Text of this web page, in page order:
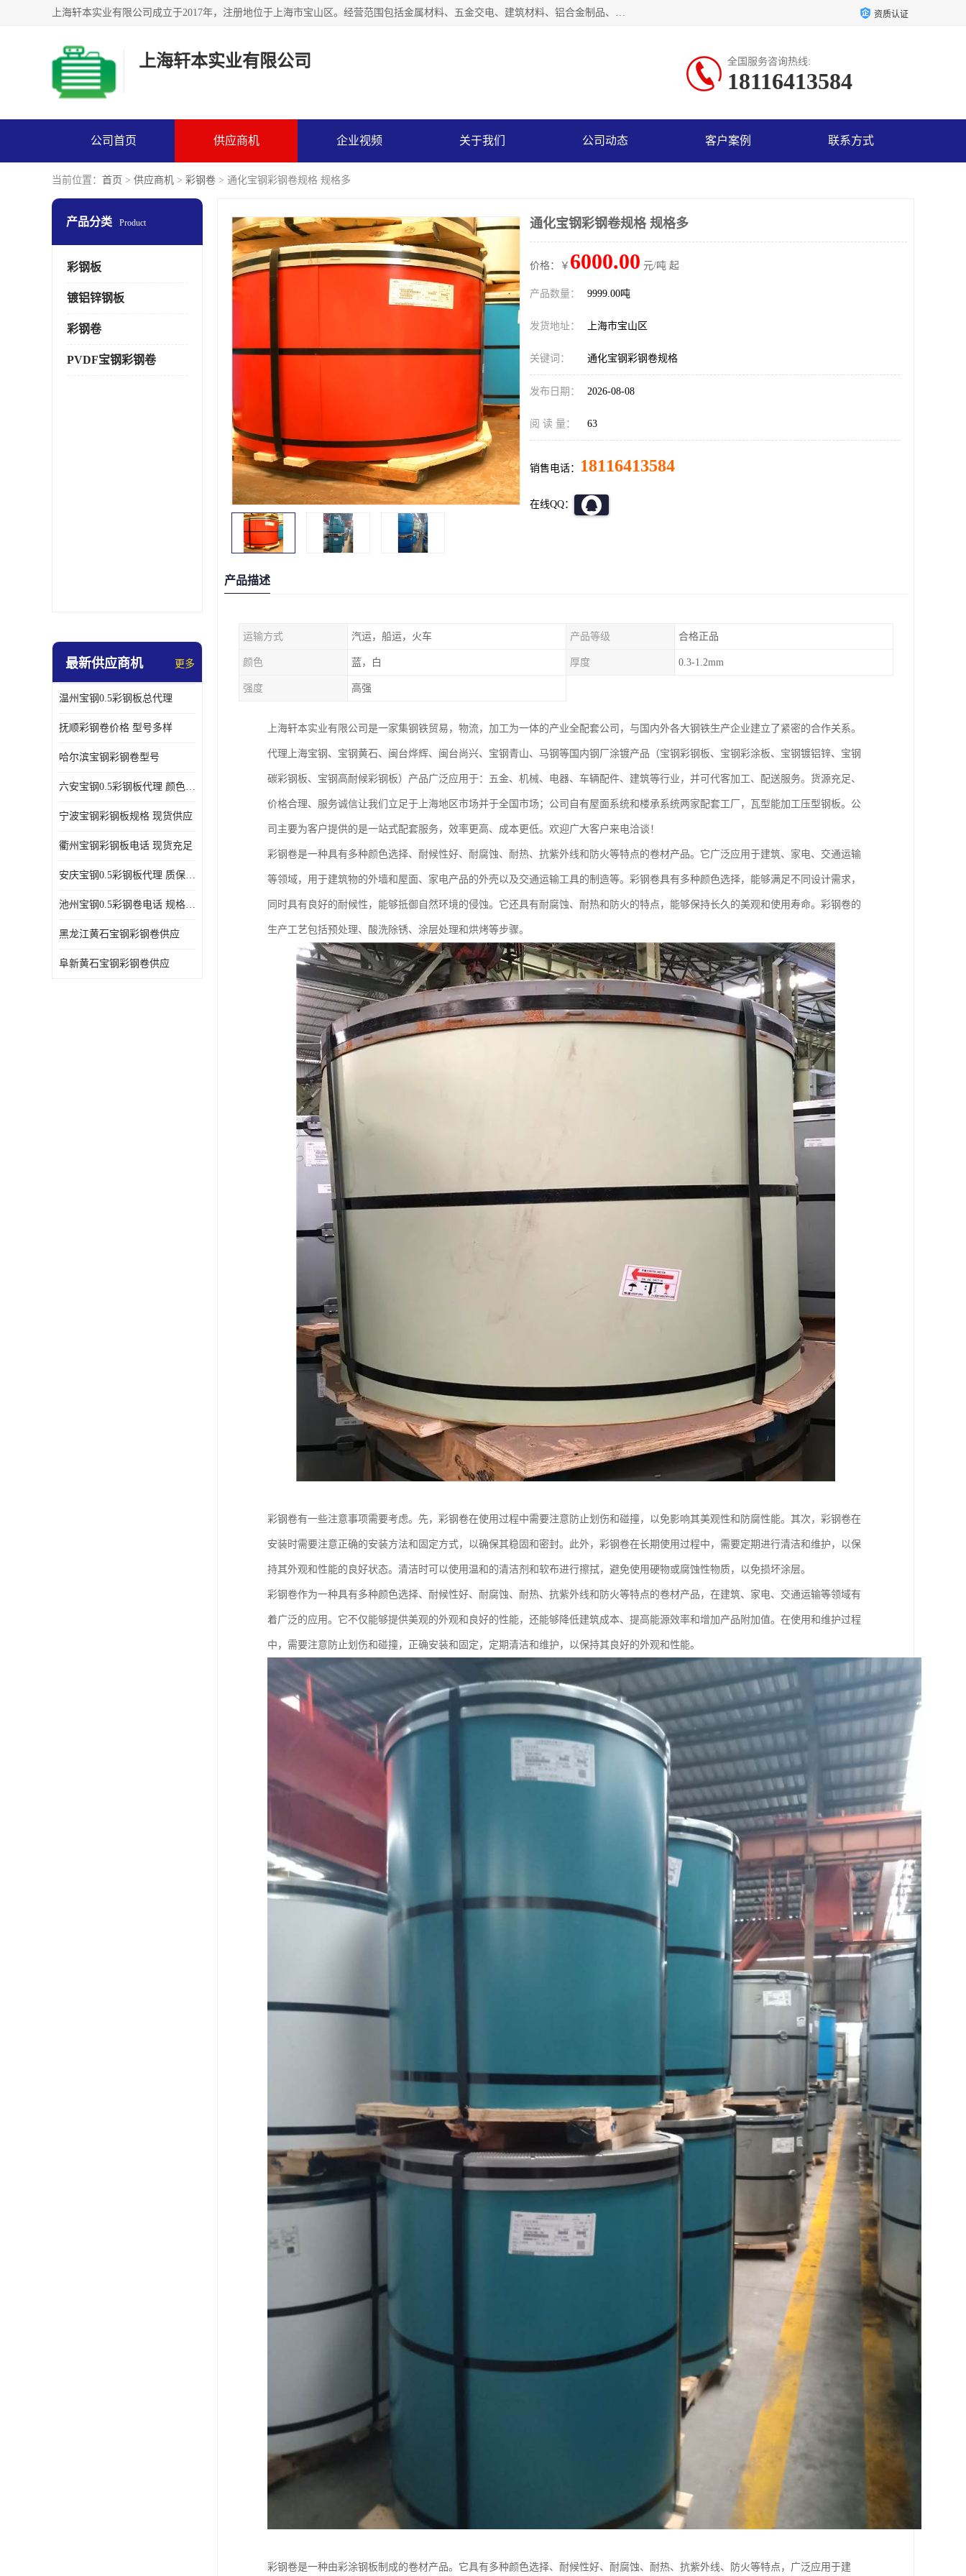
上海轩本实业有限公司成立于2017年，注册地位于上海市宝山区。经营范围包括金属材料、五金交电、建筑材料、铝合金制品、机械设备、电线电缆、装潢材料等；公司主营产品：宝钢彩钢板、宝钢彩钢卷、宝钢彩涂板、宝钢彩涂卷、宝钢高耐候彩钢板，宝钢氟碳彩钢板。是一家集钢铁贸易，物流、加工为一体的产业全配套公司。 资质认证
上海轩本实业有限公司 全国服务咨询热线:
18116413584
公司首页 供应商机 企业视频 关于我们 公司动态 客户案例 联系方式
当前位置： 首页 > 供应商机 > 彩钢卷 > 通化宝钢彩钢卷规格 规格多
产品分类 Product
彩钢板
镀铝锌钢板
彩钢卷
PVDF宝钢彩钢卷
最新供应商机 更多
温州宝钢0.5彩钢板总代理
抚顺彩钢卷价格 型号多样
哈尔滨宝钢彩钢卷型号
六安宝钢0.5彩钢板代理 颜色定制
宁波宝钢彩钢板规格 现货供应
衢州宝钢彩钢板电话 现货充足
安庆宝钢0.5彩钢板代理 质保十年起
池州宝钢0.5彩钢卷电话 规格多样
黑龙江黄石宝钢彩钢卷供应
阜新黄石宝钢彩钢卷供应
通化宝钢彩钢卷规格 规格多
价格：￥ 6000.00 元/吨 起
产品数量： 9999.00吨
发货地址： 上海市宝山区
关键词： 通化宝钢彩钢卷规格
发布日期： 2026-08-08
阅 读 量： 63
销售电话： 18116413584
在线QQ：
产品描述
运输方式 汽运，船运，火车 产品等级 合格正品
颜色 蓝，白 厚度 0.3-1.2mm
强度 高强
上海轩本实业有限公司是一家集钢铁贸易，物流，加工为一体的产业全配套公司，与国内外各大钢铁生产企业建立了紧密的合作关系。
代理上海宝钢、宝钢黄石、闽台烨辉、闽台尚兴、宝钢青山、马钢等国内钢厂涂镀产品（宝钢彩钢板、宝钢彩涂板、宝钢镀铝锌、宝钢
碳彩钢板、宝钢高耐候彩钢板）产品广泛应用于：五金、机械、电器、车辆配件、建筑等行业，并可代客加工、配送服务。货源充足、
价格合理、服务诚信让我们立足于上海地区市场并于全国市场；公司自有屋面系统和楼承系统两家配套工厂，瓦型能加工压型钢板。公
司主要为客户提供的是一站式配套服务，效率更高、成本更低。欢迎广大客户来电洽谈！
彩钢卷是一种具有多种颜色选择、耐候性好、耐腐蚀、耐热、抗紫外线和防火等特点的卷材产品。它广泛应用于建筑、家电、交通运输
等领域，用于建筑物的外墙和屋面、家电产品的外壳以及交通运输工具的制造等。彩钢卷具有多种颜色选择，能够满足不同设计需求，
同时具有良好的耐候性，能够抵御自然环境的侵蚀。它还具有耐腐蚀、耐热和防火的特点，能够保持长久的美观和使用寿命。彩钢卷的
生产工艺包括预处理、酸洗除锈、涂层处理和烘烤等步骤。
彩钢卷有一些注意事项需要考虑。先，彩钢卷在使用过程中需要注意防止划伤和碰撞，以免影响其美观性和防腐性能。其次，彩钢卷在
安装时需要注意正确的安装方法和固定方式，以确保其稳固和密封。此外，彩钢卷在长期使用过程中，需要定期进行清洁和维护，以保
持其外观和性能的良好状态。清洁时可以使用温和的清洁剂和软布进行擦拭，避免使用硬物或腐蚀性物质，以免损坏涂层。
彩钢卷作为一种具有多种颜色选择、耐候性好、耐腐蚀、耐热、抗紫外线和防火等特点的卷材产品，在建筑、家电、交通运输等领域有
着广泛的应用。它不仅能够提供美观的外观和良好的性能，还能够降低建筑成本、提高能源效率和增加产品附加值。在使用和维护过程
中，需要注意防止划伤和碰撞，正确安装和固定，定期清洁和维护，以保持其良好的外观和性能。
彩钢卷是一种由彩涂钢板制成的卷材产品。它具有多种颜色选择、耐候性好、耐腐蚀、耐热、抗紫外线、防火等特点，广泛应用于建